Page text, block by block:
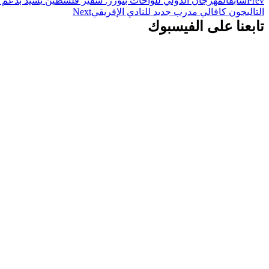
التاليجون كافالي مدرب جديد للنادي الإفريقيNext
تابعنا على الفيسبوك